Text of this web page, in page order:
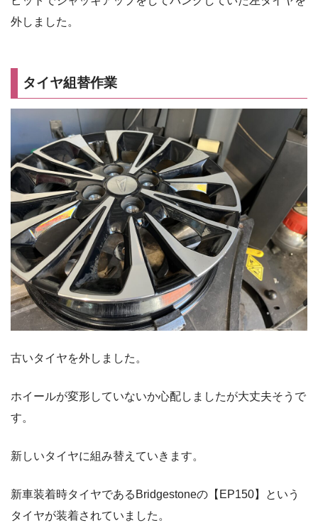
外しました。
タイヤ組替作業
古いタイヤを外しました。
ホイールが変形していないか心配しましたが大丈夫そうで
す。
新しいタイヤに組み替えていきます。
新車装着時タイヤであるBridgestoneの【EP150】という
タイヤが装着されていました。